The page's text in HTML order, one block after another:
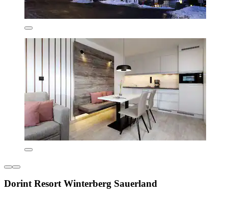
Dorint Resort Winterberg Sauerland